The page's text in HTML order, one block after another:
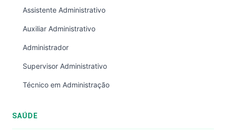
Assistente Administrativo
Auxiliar Administrativo
Administrador
Supervisor Administrativo
Técnico em Administração
SAÚDE